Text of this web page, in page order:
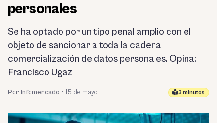
personales
Se ha optado por un tipo penal amplio con el
objeto de sancionar a toda la cadena
comercialización de datos personales. Opina:
Francisco Ugaz
Por Infomercado • 15 de mayo 3 minutos